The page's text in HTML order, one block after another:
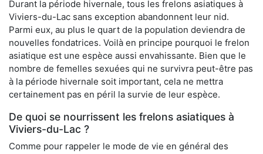
Durant la période hivernale, tous les frelons asiatiques à
Viviers-du-Lac sans exception abandonnent leur nid.
Parmi eux, au plus le quart de la population deviendra de
nouvelles fondatrices. Voilà en principe pourquoi le frelon
asiatique est une espèce aussi envahissante. Bien que le
nombre de femelles sexuées qui ne survivra peut-être pas
à la période hivernale soit important, cela ne mettra
certainement pas en péril la survie de leur espèce.
De quoi se nourrissent les frelons asiatiques à
Viviers-du-Lac ?
Comme pour rappeler le mode de vie en général des